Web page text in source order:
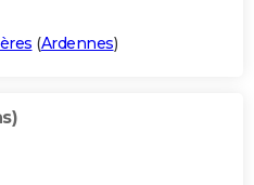
(Ardennes)